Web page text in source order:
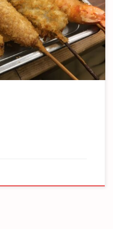
週報が日曜日に間に合わな
[…]